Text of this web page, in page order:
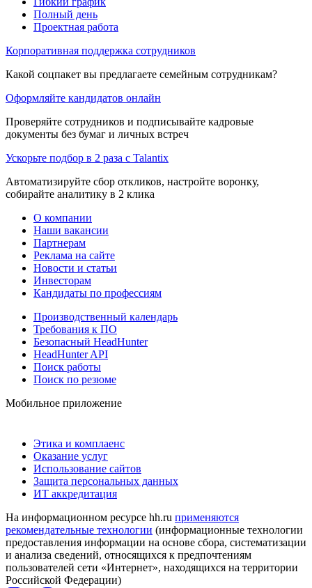
Полный день
Проектная работа
Корпоративная поддержка сотрудников
Какой соцпакет вы предлагаете семейным сотрудникам?
Оформляйте кандидатов онлайн
Проверяйте сотрудников и подписывайте кадровые
документы без бумаг и личных встреч
Ускорьте подбор в 2 раза с Talantix
Автоматизируйте сбор откликов, настройте воронку,
собирайте аналитику в 2 клика
О компании
Наши вакансии
Партнерам
Реклама на сайте
Новости и статьи
Инвесторам
Кандидаты по профессиям
Производственный календарь
Требования к ПО
Безопасный HeadHunter
HeadHunter API
Поиск работы
Поиск по резюме
Мобильное приложение
Этика и комплаенс
Оказание услуг
Использование сайтов
Защита персональных данных
ИТ аккредитация
На информационном ресурсе hh.ru применяются
рекомендательные технологии (информационные технологии
предоставления информации на основе сбора, систематизации
и анализа сведений, относящихся к предпочтениям
пользователей сети «Интернет», находящихся на территории
Российской Федерации)